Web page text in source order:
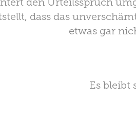
dass das
etwas gar
Es bleibt